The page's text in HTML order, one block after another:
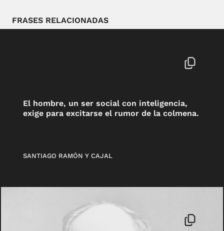
FRASES RELACIONADAS
El hombre, un ser social con inteligencia,
exige para excitarse el rumor de la colmena.
SANTIAGO RAMÓN Y CAJAL